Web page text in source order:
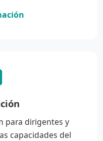
para dirigentes y
capacidades del